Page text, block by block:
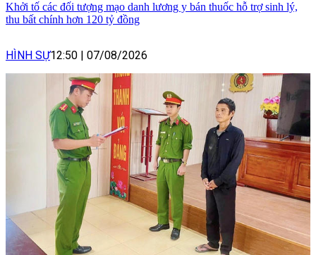
Khởi tố các đối tượng mạo danh lương y bán thuốc hỗ trợ sinh lý,
thu bất chính hơn 120 tỷ đồng
HÌNH SỰ12:50 07/08/2026